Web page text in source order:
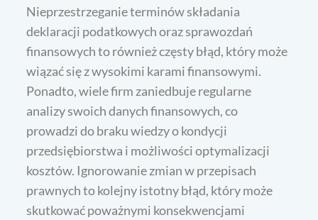
Nieprzestrzeganie terminów składania
deklaracji podatkowych oraz sprawozdań
finansowych to również częsty błąd, który może
wiązać się z wysokimi karami finansowymi.
Ponadto, wiele firm zaniedbuje regularne
analizy swoich danych finansowych, co
prowadzi do braku wiedzy o kondycji
przedsiębiorstwa i możliwości optymalizacji
kosztów. Ignorowanie zmian w przepisach
prawnych to kolejny istotny błąd, który może
skutkować poważnymi konsekwencjami